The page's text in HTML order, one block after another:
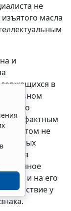
не
масла
и
в
и о
При этом не
и иных
состав
и на его
отсутствие у